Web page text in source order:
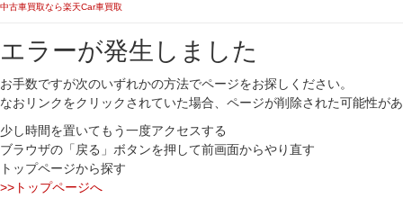
中古車買取なら楽天Car車買取
エラーが発生しました
お手数ですが次のいずれかの方法でページをお探しください。
なおリンクをクリックされていた場合、ページが削除された可能性が
少し時間を置いてもう一度アクセスする
ブラウザの「戻る」ボタンを押して前画面からやり直す
トップページから探す
>>トップページへ